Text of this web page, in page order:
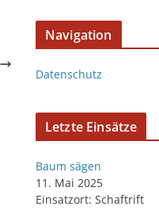
Navigation
Datenschutz
Letzte Einsätze
Baum sägen
11. Mai 2025
Einsatzort: Schaftrift